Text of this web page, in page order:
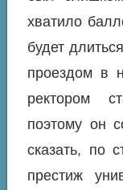
хватило
будет
проездом в
ректором
поэтому он
сказать, по
престиж